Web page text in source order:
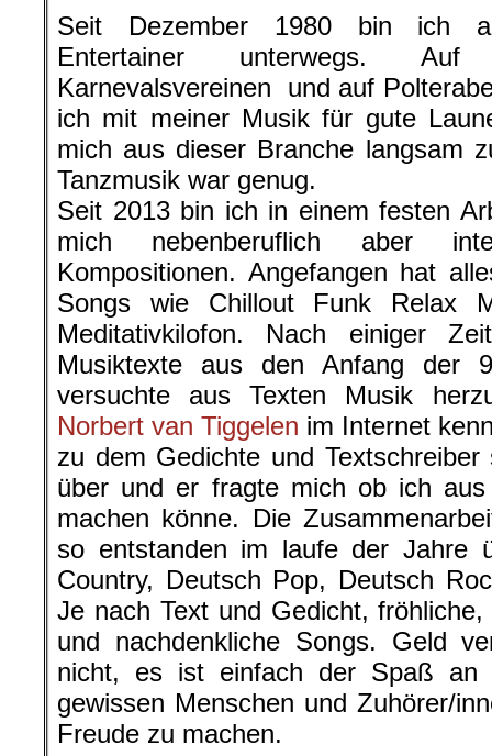
Seit Dezember 1980 bin ich
Entertainer unterwegs. Auf
Karnevalsvereinen und auf
ich mit meiner Musik für gute
mich aus dieser Branche langsam
Tanzmusik war genug.
Seit 2013 bin ich in einem festen
mich nebenberuflich aber
Kompositionen. Angefangen hat
Songs wie Chillout Funk Relax
Meditativkilofon. Nach einiger
Musiktexte aus den Anfang der
versuchte aus Texten Musik
Norbert van Tiggelen im Internet
zu dem Gedichte und
über und er fragte mich ob ich
machen könne. Die
so entstanden im laufe der Jahre
Country, Deutsch Pop, Deutsch
Je nach Text und Gedicht,
und nachdenkliche Songs. Geld
nicht, es ist einfach der Spaß an
gewissen Menschen und Zuhörer/
Freude zu machen.